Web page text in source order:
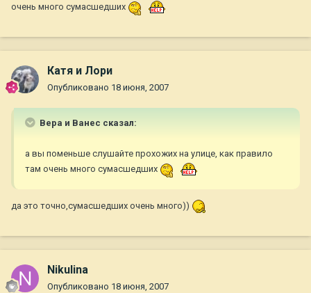
очень много сумасшедших
Катя и Лори
Опубликовано 18 июня, 2007
Вера и Ванес сказал:
а вы поменьше слушайте прохожих на улице, как правило
там очень много сумасшедших
да это точно,сумасшедших очень много))
Nikulina
Опубликовано 18 июня, 2007